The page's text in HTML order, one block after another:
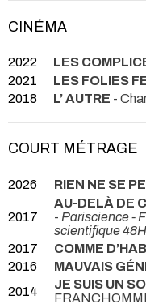
CINÉMA
2022 LES
2021
LES FOLIES
2018
L’ AUTRE -
COURT MÉTRAGE
2026 RIEN NE SE
2017
AU-DELÀ DE
- Pariscience -
scientifique 48H
2017
COMME
2016
MAUVAIS
2014
JE SUIS UN